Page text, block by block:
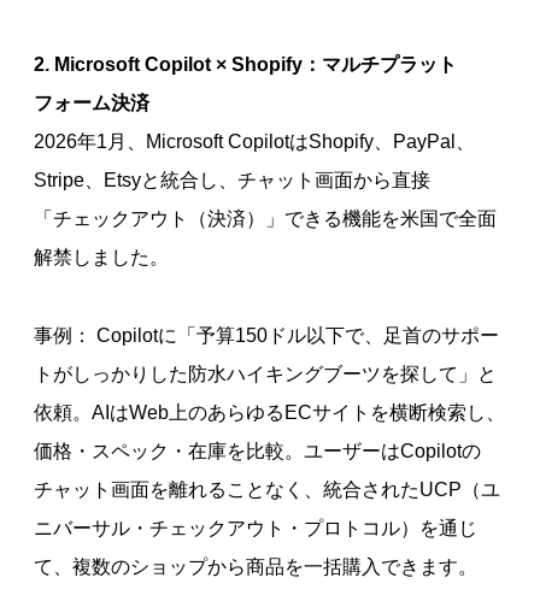
2. Microsoft Copilot × Shopify：マルチプラット
フォーム決済
2026年1月、Microsoft CopilotはShopify、PayPal、
Stripe、Etsyと統合し、チャット画面から直接
「チェックアウト（決済）」できる機能を米国で全面
解禁しました。
事例： Copilotに「予算150ドル以下で、足首のサポー
トがしっかりした防水ハイキングブーツを探して」と
依頼。AIはWeb上のあらゆるECサイトを横断検索し、
価格・スペック・在庫を比較。ユーザーはCopilotの
チャット画面を離れることなく、統合されたUCP（ユ
ニバーサル・チェックアウト・プロトコル）を通じ
て、複数のショップから商品を一括購入できます。